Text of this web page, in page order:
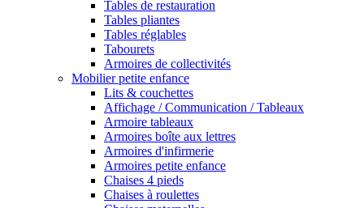
Tables de restauration
Tables pliantes
Tables réglables
Tabourets
Armoires de collectivités
Mobilier petite enfance
Lits & couchettes
Affichage / Communication / Tableaux
Armoire tableaux
Armoires boîte aux lettres
Armoires d'infirmerie
Armoires petite enfance
Chaises 4 pieds
Chaises à roulettes